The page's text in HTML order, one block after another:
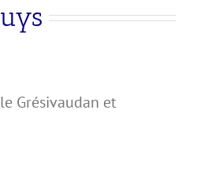
Grésivaudan et